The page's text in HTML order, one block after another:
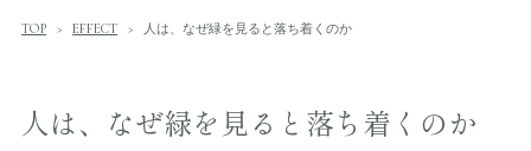
TOP EFFECT 人は、なぜ緑を見ると落ち着くのか
人は、なぜ緑を見ると落ち着くのか